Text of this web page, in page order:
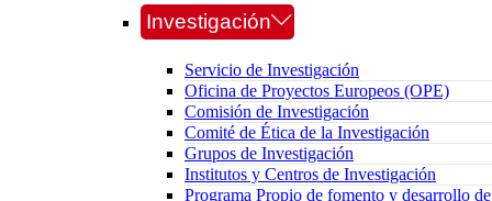
Investigación
Servicio de Investigación
Oficina de Proyectos Europeos (OPE)
Comisión de Investigación
Comité de Ética de la Investigación
Grupos de Investigación
Institutos y Centros de Investigación
Programa Propio de fomento y desarrollo de